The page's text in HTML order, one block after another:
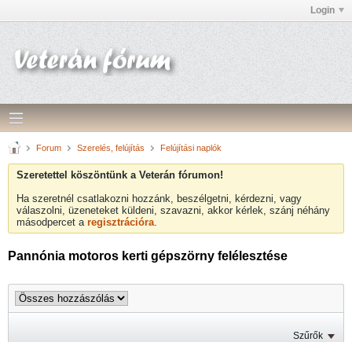
Login
Forum Szerelés, felújítás Felújítási naplók
Szeretettel köszöntünk a Veterán fórumon!
Ha szeretnél csatlakozni hozzánk, beszélgetni, kérdezni, vagy
válaszolni, üzeneteket küldeni, szavazni, akkor kérlek, szánj néhány
másodpercet a regisztrációra.
Pannónia motoros kerti gépszörny felélesztése
Szűrők